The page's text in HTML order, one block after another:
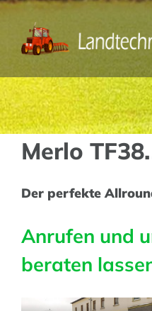
springen
Merlo
Der perfekte
Anrufen und
beraten